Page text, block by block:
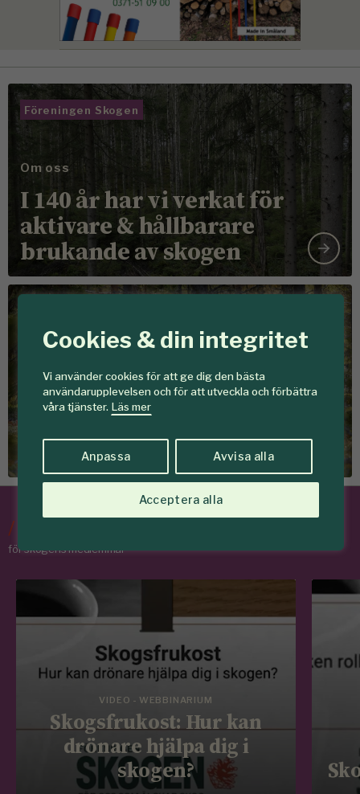
Cookies & din integritet
Vi använder cookies för att ge dig den bästa
användarupplevelsen och för att utveckla och förbättra
våra tjänster. Läs mer
Anpassa Avvisa alla
Acceptera alla
Föreningen Skogen
Om oss
I 140 år har vi verkat för
aktivare & hållbarare
brukande av skogen
Det här vill vi
Tillsammans skapar vi
skogar som ger mer
/Tips & Råd
för skogens medlemmar
VIDEO - WEBBINARIUM
Skogsfrukost: Hur kan
drönare hjälpa dig i
skogen?